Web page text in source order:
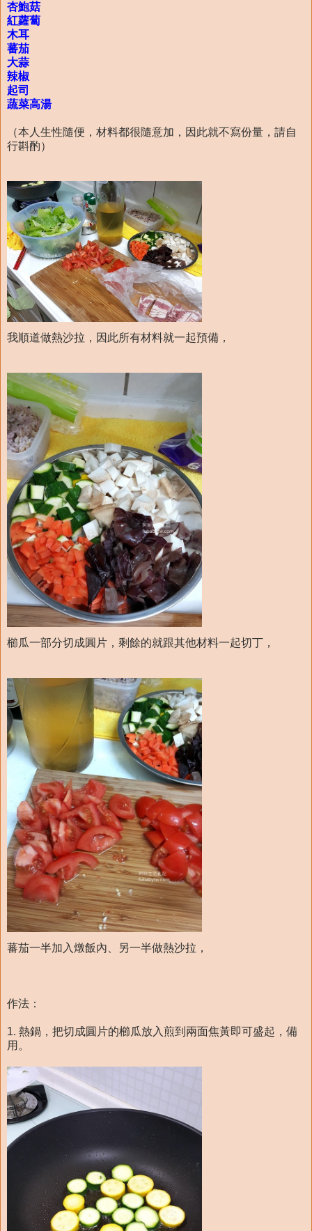
杏鮑菇
紅蘿蔔
木耳
蕃茄
大蒜
辣椒
起司
蔬菜高湯
（本人生性隨便，材料都很隨意加，因此就不寫份量，請自
行斟酌）
我順道做熱沙拉，因此所有材料就一起預備，
櫛瓜一部分切成圓片，剩餘的就跟其他材料一起切丁，
蕃茄一半加入燉飯內、另一半做熱沙拉，
作法：
1. 熱鍋，把切成圓片的櫛瓜放入煎到兩面焦黃即可盛起，備
用。